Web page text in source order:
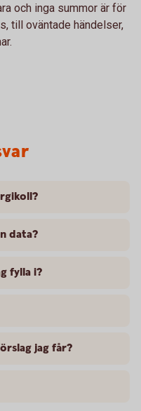
och inga summor är för
till oväntade händelser,
data?
fylla i?
jag får?